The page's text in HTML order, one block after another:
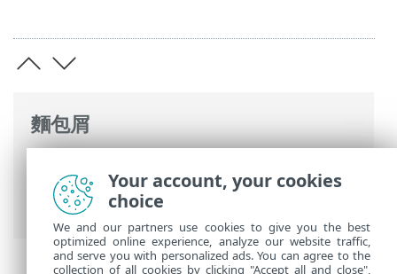
麵包屑
遷移並重新安裝 >在伺服器之間遷移> 全新
安裝 - 相同的 IP 位址
Your account, your cookies
choice
We and our partners use cookies to give you the best
optimized online experience, analyze our website traffic,
and serve you with personalized ads. You can agree to the
collection of all cookies by clicking "Accept all and close",